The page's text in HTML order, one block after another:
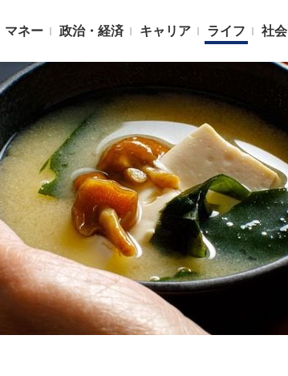
マネー 政治・経済 キャリア ライフ 社会